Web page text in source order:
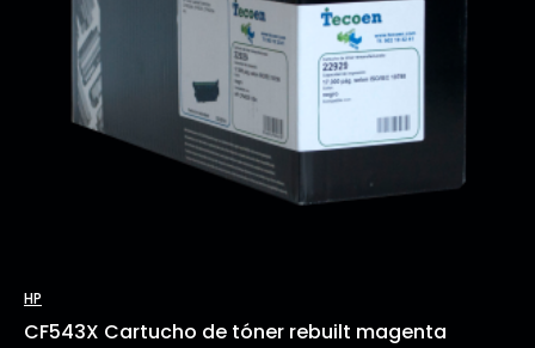
HP
CF543X Cartucho de tóner rebuilt magenta